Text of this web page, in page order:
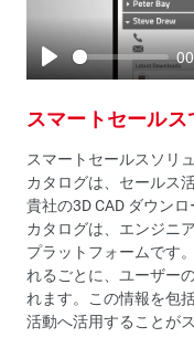
Play
スマートセールス
スマートセールスソリ
カタログは、セールス
貴社の3D CAD ダウン
カタログは、エンジニ
プラットフォームです
れるごとに、ユーザー
れます。この情報を包
活動へ活用することが